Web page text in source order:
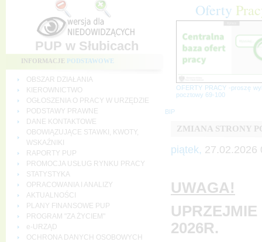
PUP w Słubicach
INFORMACJE PODSTAWOWE
OBSZAR DZIAŁANIA
KIEROWNICTWO
OGŁOSZENIA O PRACY W URZĘDZIE
PODSTAWY PRAWNE
DANE KONTAKTOWE
OBOWIĄZUJĄCE STAWKI, KWOTY,
WSKAŹNIKI
RAPORTY PUP
PROMOCJA USŁUG RYNKU PRACY
STATYSTYKA
OPRACOWANIA I ANALIZY
AKTUALNOŚCI
PLANY FINANSOWE PUP
PROGRAM "ZA ŻYCIEM"
e-URZĄD
OCHRONA DANYCH OSOBOWYCH
Oferty
OFERTY PRACY -proszę
pocztowy 69-100
BIP
ZMIANA STRONY
piątek, 27.02.2026
UWAGA!
2026R.